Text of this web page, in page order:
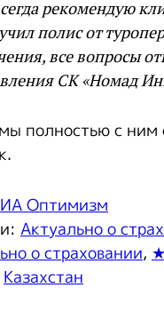
рекомендую
полис от
все вопросы
СК «Номад
полностью с ним
ИА Оптимизм
Актуально о
о страховании,
Казахстан